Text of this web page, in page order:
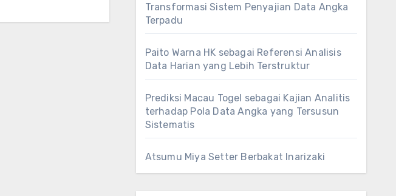
Transformasi Sistem Penyajian Data Angka
Terpadu
Paito Warna HK sebagai Referensi Analisis
Data Harian yang Lebih Terstruktur
Prediksi Macau Togel sebagai Kajian Analitis
terhadap Pola Data Angka yang Tersusun
Sistematis
Atsumu Miya Setter Berbakat Inarizaki